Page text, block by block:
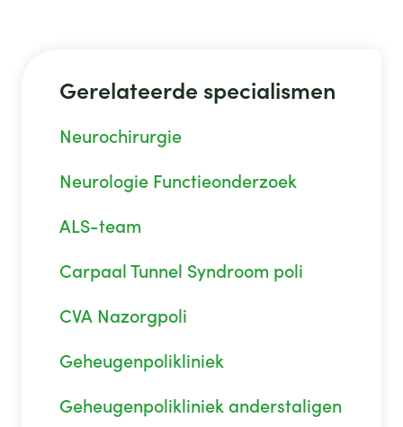
Gerelateerde specialismen
Neurochirurgie
Neurologie Functieonderzoek
ALS-team
Carpaal Tunnel Syndroom poli
CVA Nazorgpoli
Geheugenpolikliniek
Geheugenpolikliniek anderstaligen